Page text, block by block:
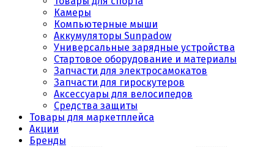
Камеры
Компьютерные мыши
Аккумуляторы Sunpadow
Универсальные зарядные устройства
Стартовое оборудование и материалы
Запчасти для электросамокатов
Запчасти для гироскутеров
Аксессуары для велосипедов
Средства защиты
Товары для маркетплейса
Акции
Бренды